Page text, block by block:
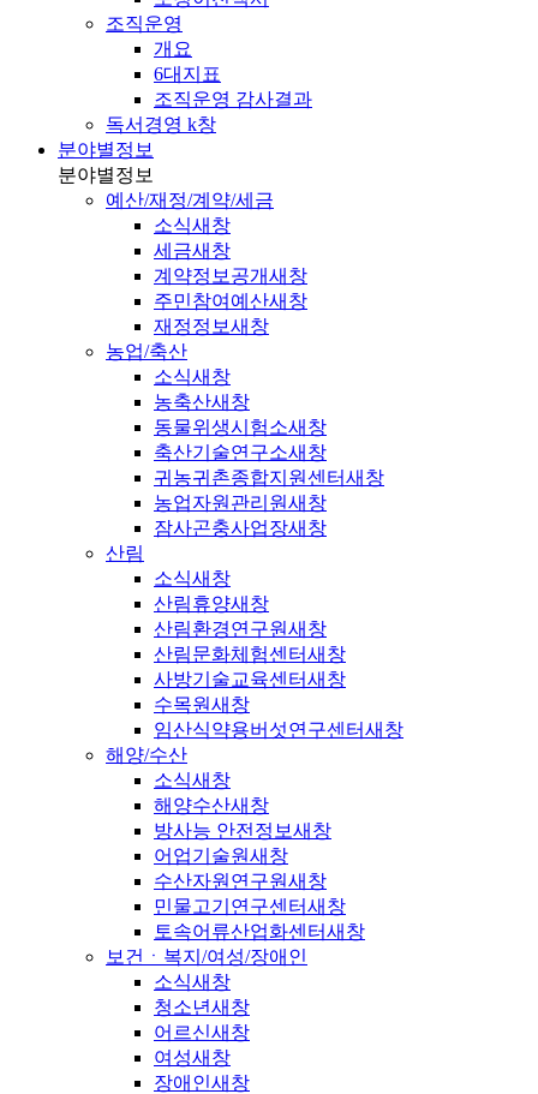
조직운영
개요
6대지표
조직운영 감사결과
독서경영 k창
분야별정보
분야별정보
예산/재정/계약/세금
소식새창
세금새창
계약정보공개새창
주민참여예산새창
재정정보새창
농업/축산
소식새창
농축산새창
동물위생시험소새창
축산기술연구소새창
귀농귀촌종합지원센터새창
농업자원관리원새창
잠사곤충사업장새창
산림
소식새창
산림휴양새창
산림환경연구원새창
산림문화체험센터새창
사방기술교육센터새창
수목원새창
임산식약용버섯연구센터새창
해양/수산
소식새창
해양수산새창
방사능 안전정보새창
어업기술원새창
수산자원연구원새창
민물고기연구센터새창
토속어류산업화센터새창
보건ㆍ복지/여성/장애인
소식새창
청소년새창
어르신새창
여성새창
장애인새창